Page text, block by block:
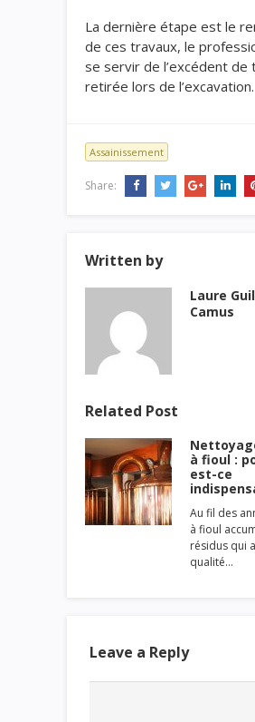
La dernière étape est le
de ces travaux, le
se servir de l’excédent de
retirée lors de l’excavation.
Assainissement
Share:
Written by
Laure
Camus
Related Post
à fioul :
est-ce
Au fil des
à fioul
résidus qui
qualité…
Leave a Reply